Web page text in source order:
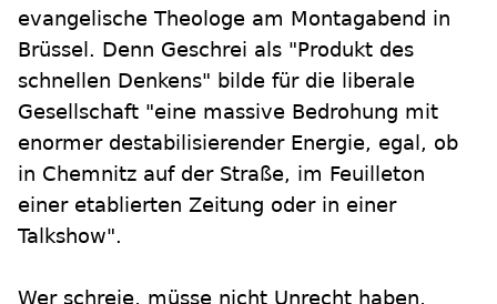
evangelische Theologe am Montagabend in
Brüssel. Denn Geschrei als "Produkt des
schnellen Denkens" bilde für die liberale
Gesellschaft "eine massive Bedrohung mit
enormer destabilisierender Energie, egal, ob
in Chemnitz auf der Straße, im Feuilleton
einer etablierten Zeitung oder in einer
Talkshow".
Wer schreie, müsse nicht Unrecht haben,